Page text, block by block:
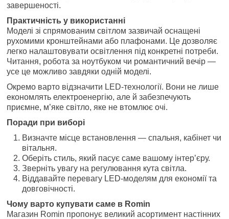
завершеності.
Практичність у використанні
Моделі зі спрямованим світлом зазвичай оснащені
рухомими кронштейнами або плафонами. Це дозволяє
легко налаштовувати освітлення під конкретні потреби.
Читання, робота за ноутбуком чи романтичний вечір —
усе це можливо завдяки одній моделі.
Окремо варто відзначити LED-технології. Вони не лише
економлять електроенергію, але й забезпечують
приємне, м’яке світло, яке не втомлює очі.
Поради при виборі
Визначте місце встановлення — спальня, кабінет чи
вітальня.
Оберіть стиль, який пасує саме вашому інтер’єру.
Зверніть увагу на регулювання кута світла.
Віддавайте перевагу LED-моделям для економії та
довговічності.
Чому варто купувати саме в Romin
Магазин Romin пропонує великий асортимент настінних